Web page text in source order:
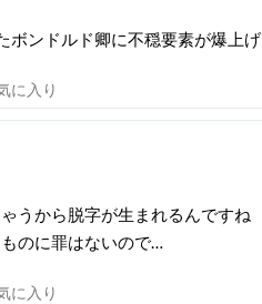
ボンドルド卿に不穏要素が爆上げ
に入り
うから脱字が生まれるんですね
のに罪はないので…
に入り